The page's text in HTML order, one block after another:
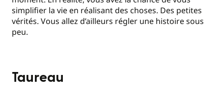
simplifier la vie en réalisant des choses. Des petites
vérités. Vous allez d’ailleurs régler une histoire sous
peu.
Taureau